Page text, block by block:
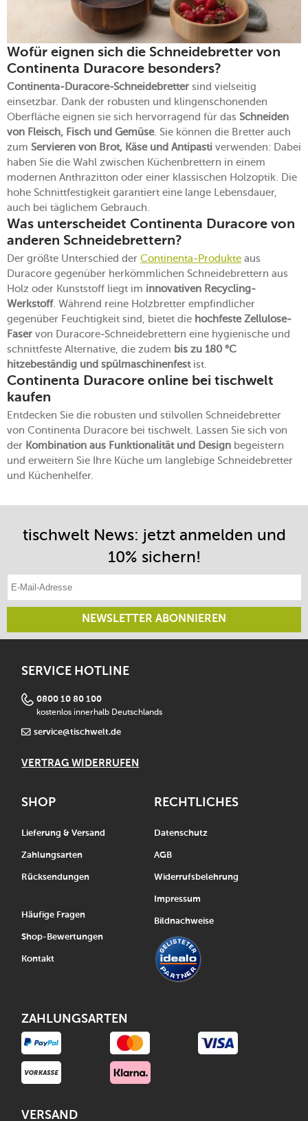
Wofür eignen sich die Schneidebretter von
Continenta Duracore besonders?
Continenta-Duracore-Schneidebretter sind vielseitig
einsetzbar. Dank der robusten und klingenschonenden
Oberfläche eignen sie sich hervorragend für das Schneiden
von Fleisch, Fisch und Gemüse. Sie können die Bretter auch
zum Servieren von Brot, Käse und Antipasti verwenden: Dabei
haben Sie die Wahl zwischen Küchenbrettern in einem
modernen Anthrazitton oder einer klassischen Holzoptik. Die
hohe Schnittfestigkeit garantiert eine lange Lebensdauer,
auch bei täglichem Gebrauch.
Was unterscheidet Continenta Duracore von
anderen Schneidebrettern?
Der größte Unterschied der Continenta-Produkte aus
Duracore gegenüber herkömmlichen Schneidebrettern aus
Holz oder Kunststoff liegt im innovativen Recycling-
Werkstoff. Während reine Holzbretter empfindlicher
gegenüber Feuchtigkeit sind, bietet die hochfeste Zellulose-
Faser von Duracore-Schneidebrettern eine hygienische und
schnittfeste Alternative, die zudem bis zu 180 °C
hitzebeständig und spülmaschinenfestist.
Continenta Duracore online bei tischwelt
kaufen
Entdecken Sie die robusten und stilvollen Schneidebretter
von Continenta Duracore bei tischwelt. Lassen Sie sich von
der Kombination aus Funktionalität und Design begeistern
und erweitern Sie Ihre Küche um langlebige Schneidebretter
und Küchenhelfer.
tischwelt News: jetzt anmelden und
10% sichern!
E-Mail-Adresse eintragen
NEWSLETTER ABONNIEREN
SERVICE HOTLINE
0800 10 80 100
kostenlos innerhalb Deutschlands
service@tischwelt.de
VERTRAG WIDERRUFEN
SHOP
Lieferung & Versand
Zahlungsarten
Rücksendungen
Häufige Fragen
Shop-Bewertungen
Kontakt
RECHTLICHES
Datenschutz
AGB
Widerrufsbelehrung
Impressum
Bildnachweise
ZAHLUNGSARTEN
VERSAND